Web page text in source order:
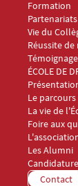
Formation
Partenariats
Vie du
Réussite
Menu Footer
ÉCOLE DE
Le
La vie de
Foire aux
Menu Footer
Les Alumni
Menu Footer
Menu Footer
Contact